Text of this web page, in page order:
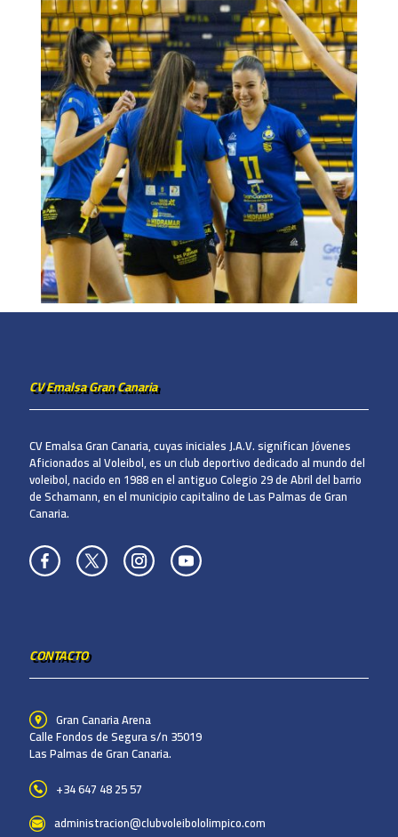
CV Emalsa Gran Canaria
CV Emalsa Gran Canaria, cuyas iniciales J.A.V. significan Jóvenes
Aficionados al Voleibol, es un club deportivo dedicado al mundo del
voleibol, nacido en 1988 en el antiguo Colegio 29 de Abril del barrio
de Schamann, en el municipio capitalino de Las Palmas de Gran
Canaria.
CONTACTO
Gran Canaria Arena
Calle Fondos de Segura s/n 35019
Las Palmas de Gran Canaria.
+34 647 48 25 57
administracion@clubvoleibololimpico.com